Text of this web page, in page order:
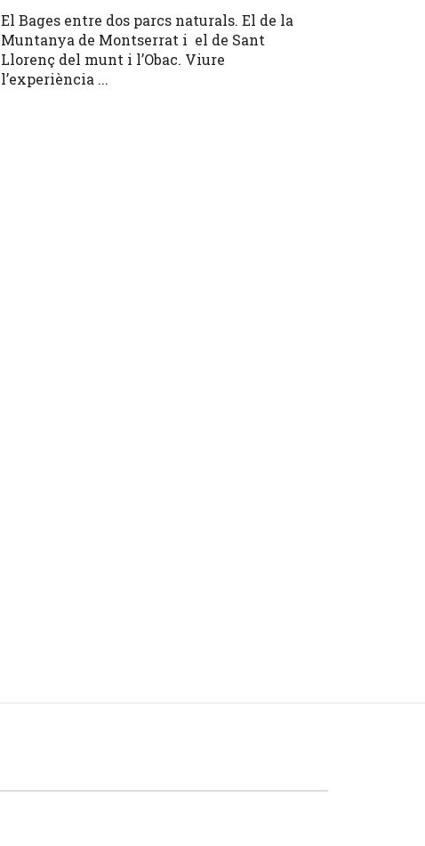
El Bages entre dos parcs naturals. El de la
Muntanya de Montserrat i el de Sant
Llorenç del munt i l’Obac. Viure
l’experiència ...